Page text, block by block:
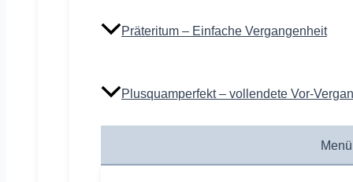
Präteritum – Einfache Vergangenheit
Plusquamperfekt – vollendete Vor-